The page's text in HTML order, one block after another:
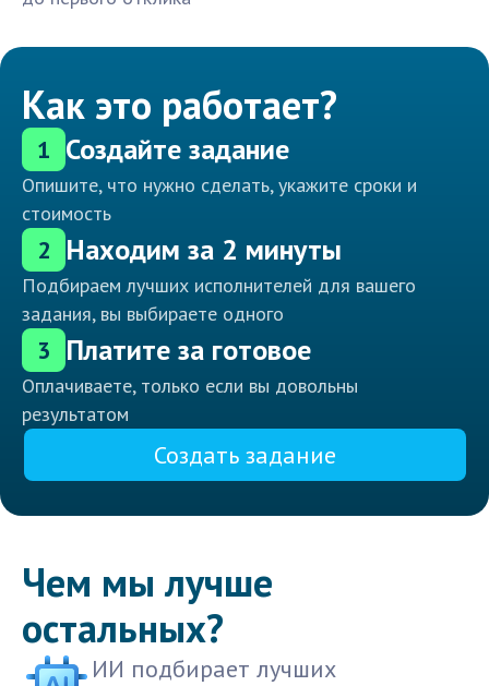
Как это работает?
1 Создайте задание
Опишите, что нужно сделать, укажите сроки и
стоимость
2 Находим за 2 минуты
Подбираем лучших исполнителей для вашего
задания, вы выбираете одного
3 Платите за готовое
Оплачиваете, только если вы довольны
результатом
Создать задание
Чем мы лучше
остальных?
ИИ подбирает лучших